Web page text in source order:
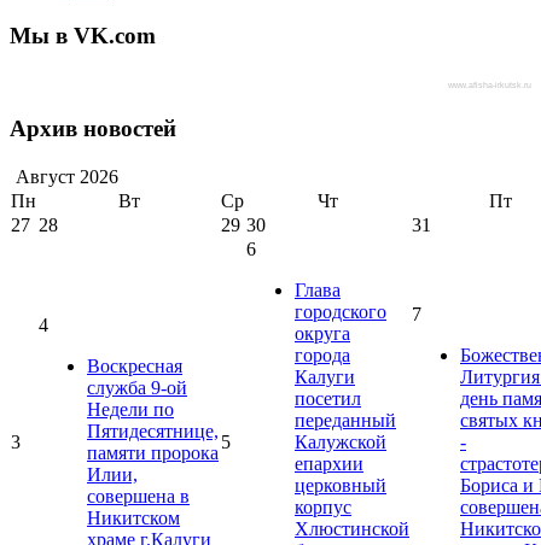
Мы в VK.com
www.afisha-irkutsk.ru
Архив новостей
Август 2026
Пн
Вт Ср Чт
Пт
27 28 29 30 31
3
4
Воскресная
служба 9-ой
Недели по
Пятидесятнице,
памяти пророка
Илии,
совершена в
Никитском
храме г.Калуги
5
6
Глава
городского
округа
города
Калуги
посетил
переданный
Калужской
епархии
церковный
корпус
Хлюстинской
7
день
святых
-
Бориса и